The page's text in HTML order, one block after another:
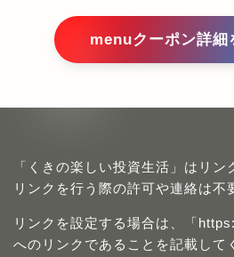
menuクーポン詳細
「くきの楽しい投資生活」はリン
リンクを行う際の許可や連絡は不
リンクを設定する場合は、「
へのリンクであることを記載して